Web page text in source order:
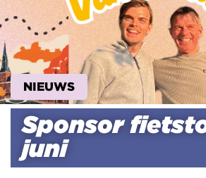
NIEUWS
Sponsor
juni